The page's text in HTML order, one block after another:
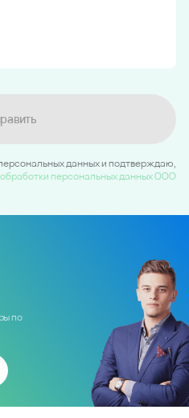
данных и подтверждаю,
персональных данных ООО
по